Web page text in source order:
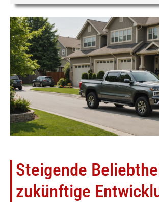
Steigende
zukünftige